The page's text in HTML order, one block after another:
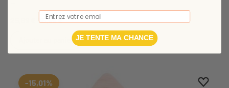
Idéal pour un cadeau de naissance, cette jolie parure de bain
Botanica accueillera bébé à la sortie du bain avec style !
36,99 €
Ajouter au panier
-15,01%
Email
JE TENTE MA CHANCE